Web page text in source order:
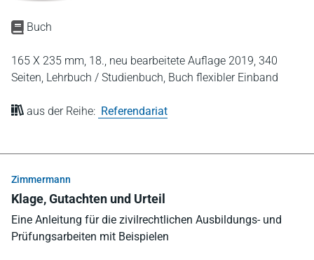
Buch
165 X 235 mm, 18., neu bearbeitete Auflage 2019, 340
Seiten, Lehrbuch / Studienbuch, Buch flexibler Einband
aus der Reihe: Referendariat
Zimmermann
Klage, Gutachten und Urteil
Eine Anleitung für die zivilrechtlichen Ausbildungs- und
Prüfungsarbeiten mit Beispielen